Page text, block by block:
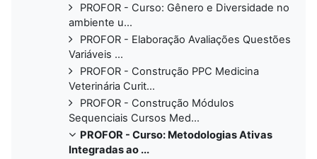
PROFOR - Curso: Gênero e Diversidade no
ambiente u...
PROFOR - Elaboração Avaliações Questões
Variáveis ...
PROFOR - Construção PPC Medicina
Veterinária Curit...
PROFOR - Construção Módulos
Sequenciais Cursos Med...
PROFOR - Curso: Metodologias Ativas
Integradas ao ...